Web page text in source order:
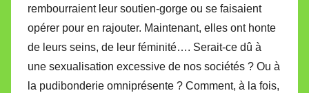
rembourraient leur soutien-gorge ou se faisaient
opérer pour en rajouter. Maintenant, elles ont honte
de leurs seins, de leur féminité…. Serait-ce dû à
une sexualisation excessive de nos sociétés ? Ou à
la pudibonderie omniprésente ? Comment, à la fois,